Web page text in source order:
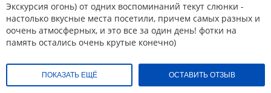
Экскурсия огонь) от одних воспоминаний текут слюнки -
настолько вкусные места посетили, причем самых разных и
оочень атмосферных, и это все за один день! фотки на
память остались очень крутые конечно)
ПОКАЗАТЬ ЕЩЁ ОСТАВИТЬ ОТЗЫВ